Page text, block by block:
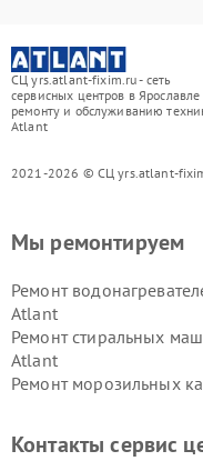
СЦ yrs.atlant-fixim.ru - сеть
сервисных центров в Ярославле
ремонту и обслуживанию
Atlant
2021-2026 © СЦ yrs.atlant-
Мы ремонтируем
Ремонт
Atlant
Ремонт стиральных
Atlant
Ремонт морозильных
Контакты сервис